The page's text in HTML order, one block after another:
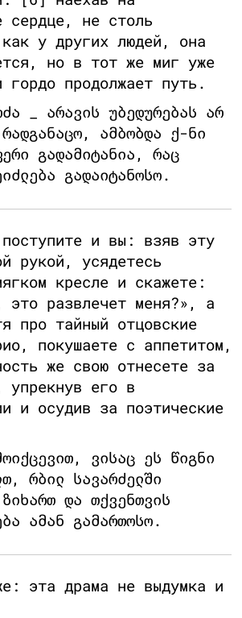
сердце, не столь
у других людей, она
но в тот же миг уже
гордо продолжает путь.
_ არავის უბედურებას არ
ამბობდა ქ-ნი
გადამიტანია, რაც
გადაიტანოსო.
и вы: взяв эту
рукой, усядетесь
кресле и скажете:
это развлечет меня?», а
про тайный отцовские
покушаете с аппетитом,
же свою отнесете за
упрекнув его в
и осудив за поэтические
ვისაც ეს წიგნი
რბილ სავარძელში
და თქვენთვის
ამან გამართოსო.
эта драма не выдумка и